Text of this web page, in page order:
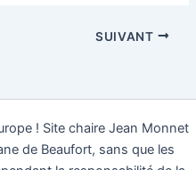
SUIVANT
! Site chaire Jean Monnet
de Beaufort, sans que les